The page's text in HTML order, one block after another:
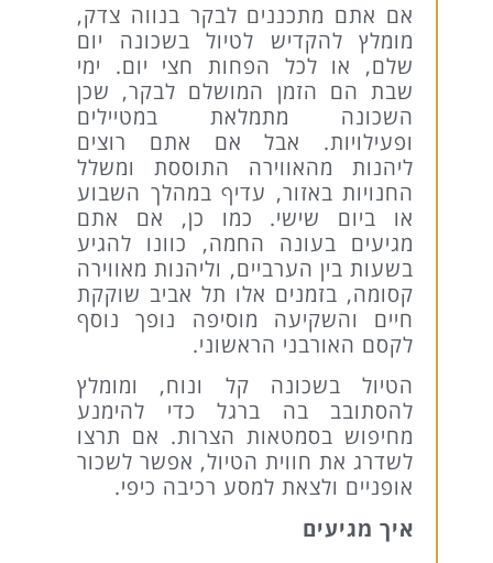
אם אתם מתכננים לבקר בנווה צדק,
מומלץ להקדיש לטיול בשכונה יום
שלם, או לכל הפחות חצי יום. ימי
שבת הם הזמן המושלם לבקר, שכן
השכונה מתמלאת במטיילים
ופעילויות. אבל אם אתם רוצים
ליהנות מהאווירה התוססת ומשלל
החנויות באזור, עדיף במהלך השבוע
או ביום שישי. כמו כן, אם אתם
מגיעים בעונה החמה, כוונו להגיע
בשעות בין הערביים, וליהנות מאווירה
קסומה, בזמנים אלו תל אביב שוקקת
חיים והשקיעה מוסיפה נופך נוסף
לקסם האורבני הראשוני.
הטיול בשכונה קל ונוח, ומומלץ
להסתובב בה ברגל כדי להימנע
מחיפוש בסמטאות הצרות. אם תרצו
לשדרג את חווית הטיול, אפשר לשכור
אופניים ולצאת למסע רכיבה כיפי.
איך מגיעים